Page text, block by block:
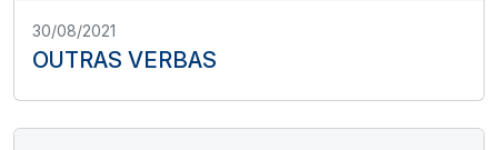
30/08/2021
OUTRAS VERBAS